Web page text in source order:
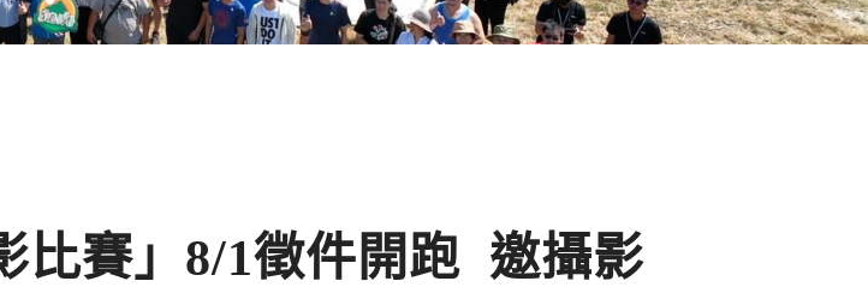
比賽」8/1徵件開跑 邀攝影